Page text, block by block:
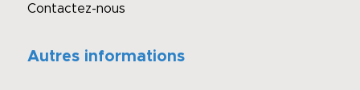
Contactez-nous
Autres informations